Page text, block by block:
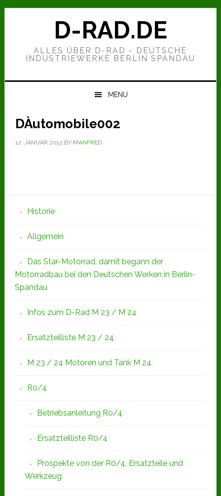
Zur
Hauptnavigation
Zum
Zur
D-RAD.DE
ALLES ÜBER D-RAD - DEUTSCHE
INDUSTRIEWERKE BERLIN SPANDAU
MENU
DÀutomobile002
12. JANUAR 2012 BY MANFRED
Seitenspalte
Historie
Allgemein
Das Star-Motorrad, damit begann der
Motorradbau bei den Deutschen Werken in Berlin-
Spandau
Infos zum D-Rad M 23 / M 24
Ersatzteilliste M 23 / 24
M 23 / 24 Motoren und Tank M 24
R0/4
Betriebsanleitung R0/4
Ersatzteilliste R0/4
Prospekte von der R0/4, Ersatzteile und
Werkzeug